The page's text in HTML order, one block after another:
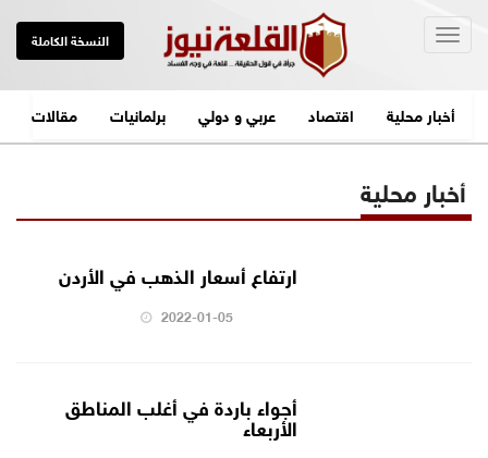
النسخة الكاملة
أخبار محلية اقتصاد عربي و دولي برلمانيات مقالات
أخبار محلية
ارتفاع أسعار الذهب في الأردن
2022-01-05
أجواء باردة في أغلب المناطق
الأربعاء